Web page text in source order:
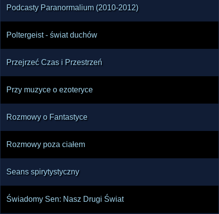
Podcasty Paranormalium (2010-2012)
Poltergeist - świat duchów
Przejrzeć Czas i Przestrzeń
Przy muzyce o ezoteryce
Rozmowy o Fantastyce
Rozmowy poza ciałem
Seans spirytystyczny
Świadomy Sen: Nasz Drugi Świat